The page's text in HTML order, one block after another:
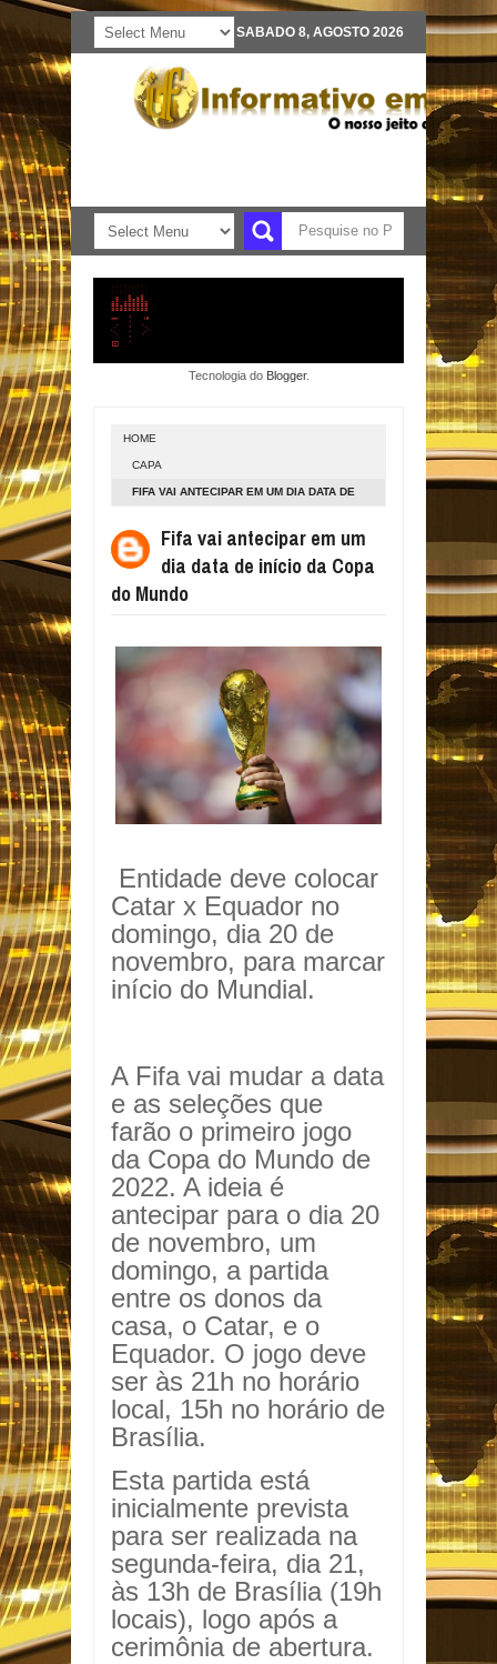
SABADO 8, AGOSTO 2026
Tecnologia do Blogger.
HOME
CAPA
FIFA VAI ANTECIPAR EM UM DIA DATA DE
Fifa vai antecipar em um
dia data de início da Copa
do Mundo
Entidade deve colocar
Catar x Equador no
domingo, dia 20 de
novembro, para marcar
início do Mundial.
A Fifa vai mudar a data
e as seleções que
farão o primeiro jogo
da Copa do Mundo de
2022. A ideia é
antecipar para o dia 20
de novembro, um
domingo, a partida
entre os donos da
casa, o Catar, e o
Equador. O jogo deve
ser às 21h no horário
local, 15h no horário de
Brasília.
Esta partida está
inicialmente prevista
para ser realizada na
segunda-feira, dia 21,
às 13h de Brasília (19h
locais), logo após a
cerimônia de abertura.